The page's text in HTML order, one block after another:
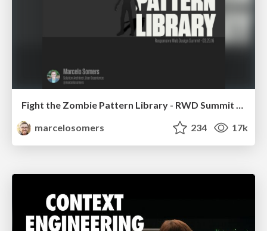
Fight the Zombie Pattern Library - RWD Summit 2016
marcelosomers
234 17k